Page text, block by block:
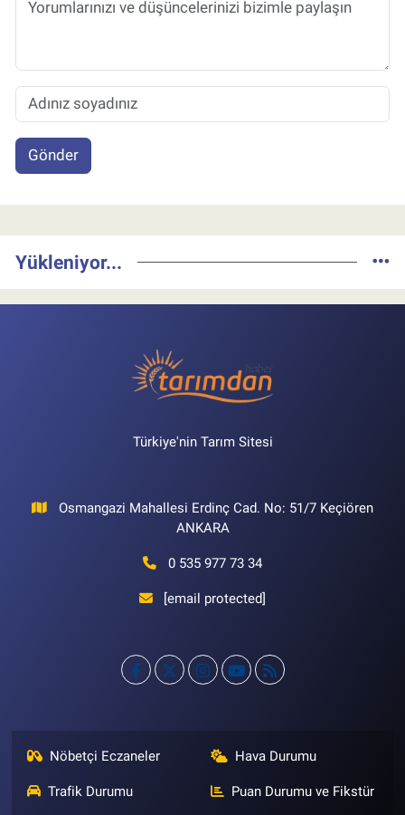
Gönder
Yükleniyor...
Türkiye'nin Tarım Sitesi
Osmangazi Mahallesi Erdinç Cad. No: 51/7 Keçiören
ANKARA
0 535 977 73 34
[email protected]
Nöbetçi Eczaneler Hava Durumu
Trafik Durumu Puan Durumu ve Fikstür